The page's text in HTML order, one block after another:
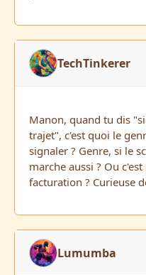
TechTinkerer
Manon, quand tu dis
trajet", c'est quoi le
signaler ? Genre, si le
marche aussi ? Ou
facturation ? Curieuse
Lumumba